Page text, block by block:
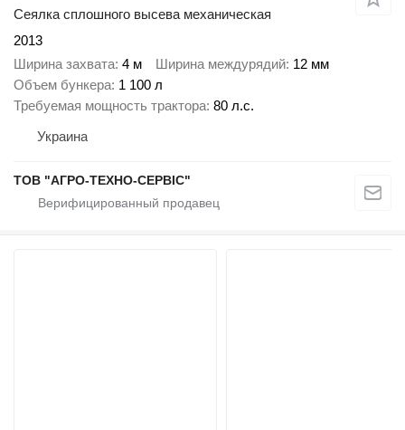
Сеялка сплошного высева механическая
2013
Ширина захвата 4 м Ширина междурядий 12 мм
Объем бункера 1 100 л
Требуемая мощность трактора 80 л.с.
Украина
ТОВ "АГРО-ТЕХНО-СЕРВІС"